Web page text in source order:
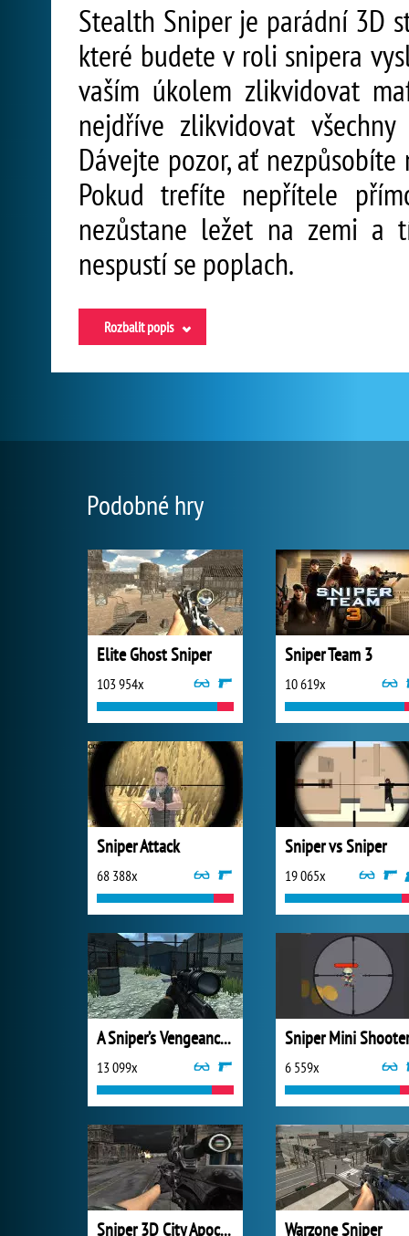
Stealth Sniper je parádní 3D
které budete v roli snipera
vaším úkolem zlikvidovat
nejdříve zlikvidovat
Dávejte pozor, ať
Pokud trefíte nepřítele
nezůstane ležet na zemi a
nespustí se poplach.
Rozbalit popis
Podobné hry
Elite Ghost Sniper
103 954x
Sniper Team 3
10 619x
Sniper Attack
68 388x
Sniper vs Sniper
19 065x
A Sniper’s Vengeance : The Story of Linh
13 099x
Sniper Mini
6 559x
Sniper 3D City Apocalypse Warzone Sniper